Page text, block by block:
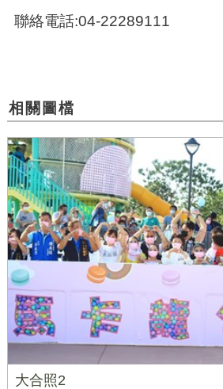
聯絡電話:04-22289111
相關圖檔
大合照2